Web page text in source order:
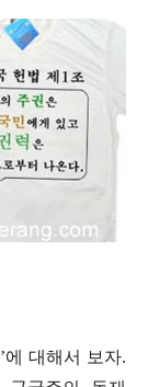
’에 대해서 보자.